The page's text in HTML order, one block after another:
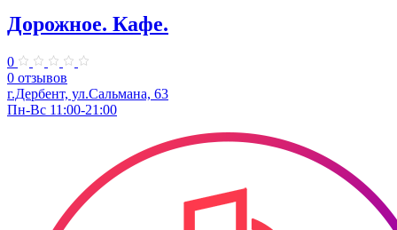
Дорожное. Кафе.
0
0 отзывов
г.Дербент, ул.Сальмана, 63
Пн-Вс 11:00-21:00